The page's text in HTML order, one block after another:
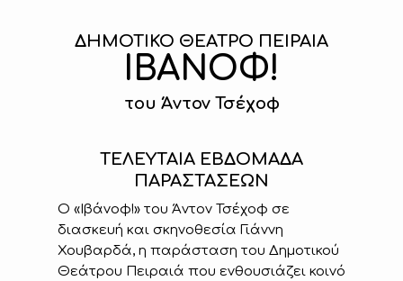
ΔΗΜΟΤΙΚΟ ΘΕΑΤΡΟ ΠΕΙΡΑΙΑ
ΙΒΑΝΟΦ!
του Άντον Τσέχοφ
ΤΕΛΕΥΤΑΙΑ ΕΒΔΟΜΑΔΑ
ΠΑΡΑΣΤΑΣΕΩΝ
Ο «Ιβάνοφ!» του Άντον Τσέχοφ σε
διασκευή και σκηνοθεσία Γιάννη
Χουβαρδά, η παράσταση του Δημοτικού
Θεάτρου Πειραιά που ενθουσιάζει κοινό